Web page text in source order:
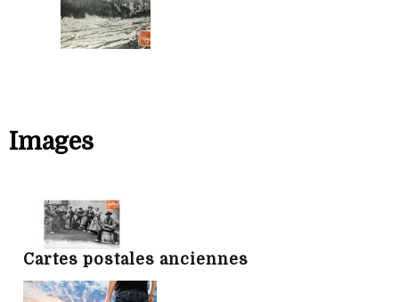
Images
Cartes postales anciennes